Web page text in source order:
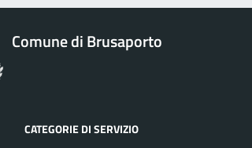
Comune di Brusaporto
CATEGORIE DI SERVIZIO